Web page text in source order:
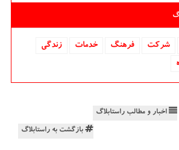
شركت فرهنگ خدمات
زندگی
اخبار و مطالب راستابلاگ
بازگشت به راستابلاگ